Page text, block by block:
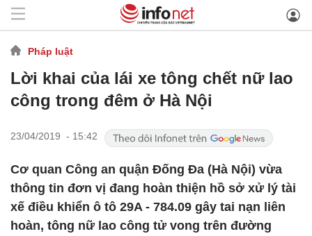
Pháp luật
Lời khai của lái xe tông chết nữ lao
công trong đêm ở Hà Nội
23/04/2019 - 15:42
Cơ quan Công an quận Đống Đa (Hà Nội) vừa
thông tin đơn vị đang hoàn thiện hồ sở xử lý tài
xế điều khiển ô tô 29A - 784.09 gây tai nạn liên
hoàn, tông nữ lao công tử vong trên đường